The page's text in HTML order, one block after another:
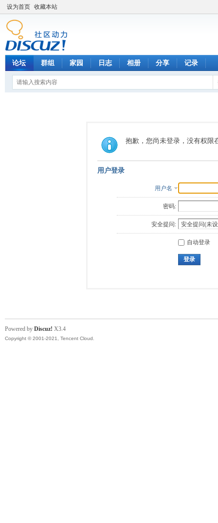
设为首页 收藏本站
论坛 群组 家园 日志 相册 分享 记录
抱歉，您尚未登录，没有权限
用户登录
用户名
密码:
安全提问:
自动登录
登录
Powered by Discuz! X3.4
Copyright © 2001-2021, Tencent Cloud.